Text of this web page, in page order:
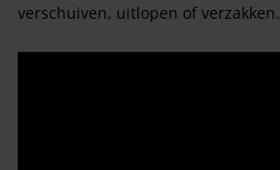
verschuiven, uitlopen of verzakken.